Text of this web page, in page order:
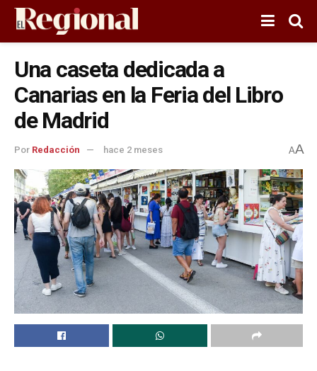
Una caseta dedicada a
Canarias en la Feria del Libro
de Madrid
Por Redacción hace 2 meses AA